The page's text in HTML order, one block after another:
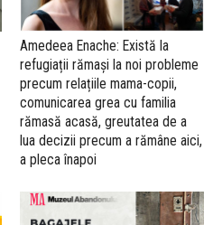
Amedeea Enache: Există la
refugiații rămași la noi probleme
precum relațiile mama-copii,
comunicarea grea cu familia
rămasă acasă, greutatea de a
lua decizii precum a rămâne aici,
a pleca înapoi